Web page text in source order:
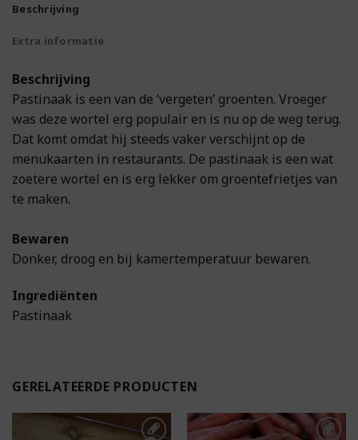
Beschrijving
Extra informatie
Beschrijving
Pastinaak is een van de ‘vergeten’ groenten. Vroeger
was deze wortel erg populair en is nu op de weg terug.
Dat komt omdat hij steeds vaker verschijnt op de
menukaarten in restaurants. De pastinaak is een wat
zoetere wortel en is erg lekker om groentefrietjes van
te maken.
Bewaren
Donker, droog en bij kamertemperatuur bewaren.
Ingrediënten
Pastinaak
GERELATEERDE PRODUCTEN